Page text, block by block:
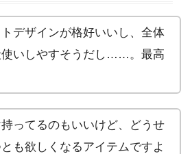
デザインが格好いいし、全体
使いしやすそうだし……。最高
ってるのもいいけど、どうせ
も欲しくなるアイテムですよ